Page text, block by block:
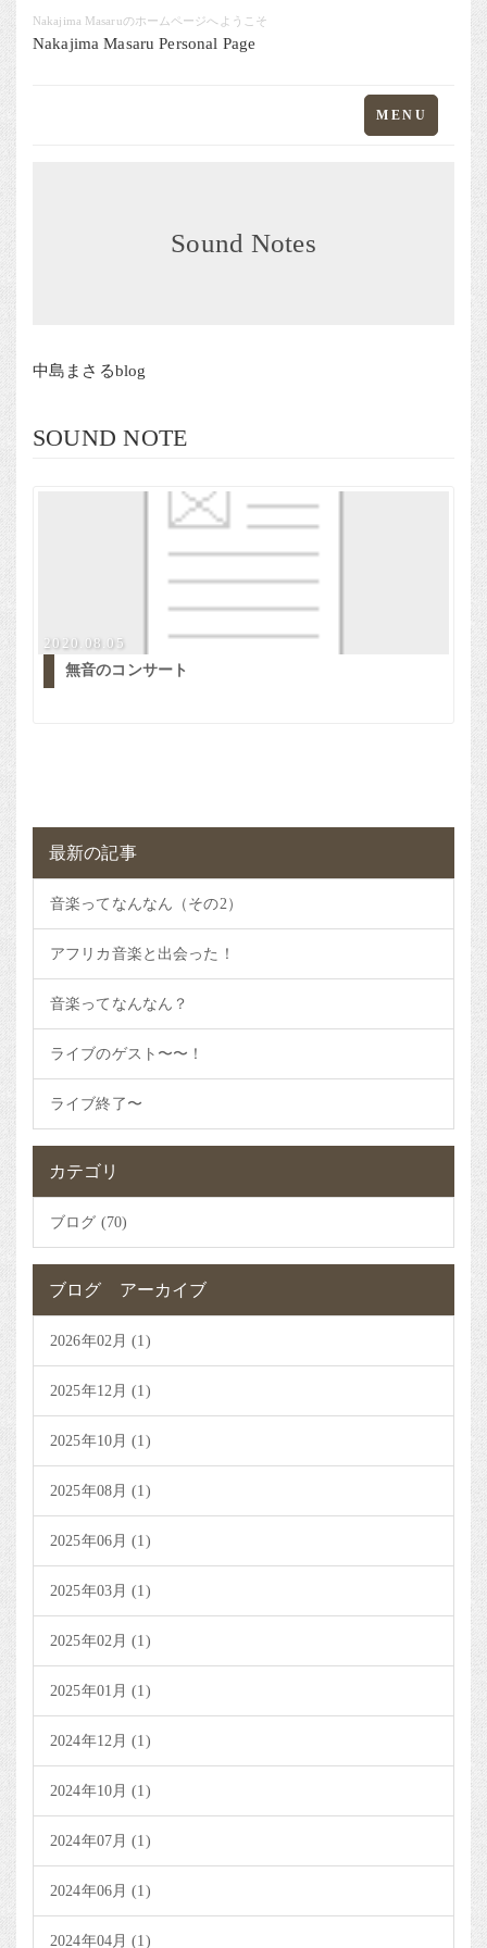
Nakajima Masaruのホームページへようこそ
Nakajima Masaru Personal Page
Toggle
navigation
MENU
Sound Notes
中島まさるblog
SOUND NOTE
2020.08.05
無音のコンサート
最新の記事
音楽ってなんなん（その2）
アフリカ音楽と出会った！
音楽ってなんなん？
ライブのゲスト〜〜！
ライブ終了〜
カテゴリ
ブログ (70)
ブログ アーカイブ
2026年02月 (1)
2025年12月 (1)
2025年10月 (1)
2025年08月 (1)
2025年06月 (1)
2025年03月 (1)
2025年02月 (1)
2025年01月 (1)
2024年12月 (1)
2024年10月 (1)
2024年07月 (1)
2024年06月 (1)
2024年04月 (1)